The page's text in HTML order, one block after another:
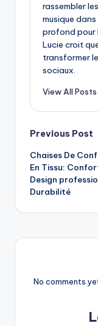
rassembler
musique
profond pour
Lucie croit
transformer
sociaux.
View All Posts
Post
Previous Post
Chaises De
En Tissu:
Design
Durabilité
No comments